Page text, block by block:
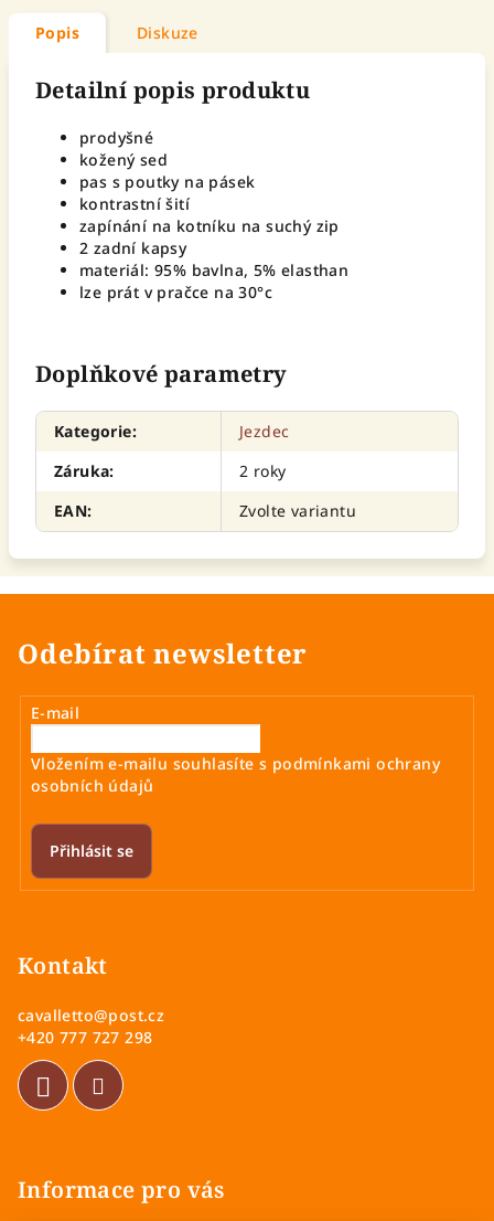
Popis Diskuze
Detailní popis produktu
prodyšné
kožený sed
pas s poutky na pásek
kontrastní šití
zapínání na kotníku na suchý zip
2 zadní kapsy
materiál: 95% bavlna, 5% elasthan
lze prát v pračce na 30°c
Doplňkové parametry
Kategorie:
Jezdec
Záruka:
2 roky
EAN: Zvolte variantu
Odebírat newsletter
E-mail
Vložením e-mailu souhlasíte s podmínkami ochrany
osobních údajů
Přihlásit se
Kontakt
cavalletto@post.cz
+420 777 727 298
Informace pro vás